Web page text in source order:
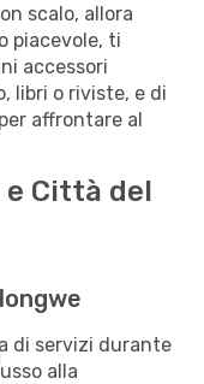
scalo, allora
piacevole, ti
accessori
libri o riviste, e di
affrontare al
Città del
di servizi durante
alla